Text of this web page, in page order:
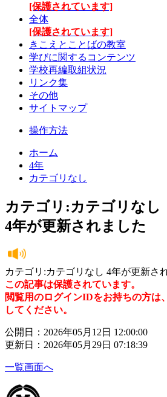
[保護されています]
全体
[保護されています]
きこえとことばの教室
学びに関するコンテンツ
学校再編取組状況
リンク集
その他
サイトマップ
操作方法
ホーム
4年
カテゴリなし
カテゴリ:カテゴリなし
4年が更新されました
カテゴリ:カテゴリなし 4年が更新さ
この記事は保護されています。
閲覧用のログインIDをお持ちの方は、
してください。
公開日：2026年05月12日 12:00:00
更新日：2026年05月29日 07:18:39
一覧画面へ